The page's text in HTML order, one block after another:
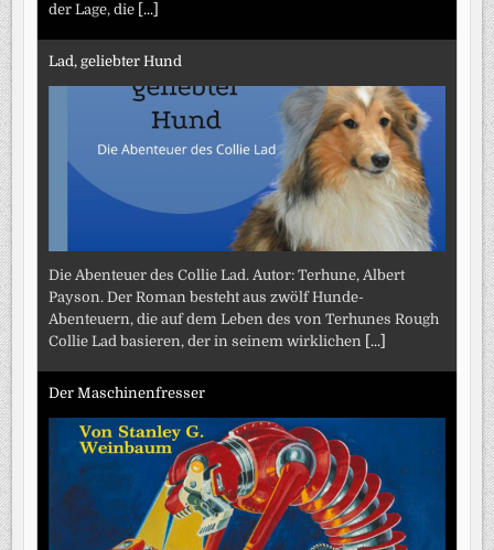
der Lage, die [...]
Lad, geliebter Hund
Die Abenteuer des Collie Lad. Autor: Terhune, Albert
Payson. Der Roman besteht aus zwölf Hunde-
Abenteuern, die auf dem Leben des von Terhunes Rough
Collie Lad basieren, der in seinem wirklichen [...]
Der Maschinenfresser